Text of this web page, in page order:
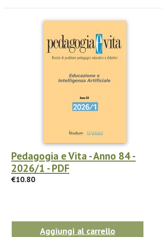
Pedagogia e Vita - Anno 84 -
2026/1 - PDF
€10.80
Aggiungi al carrello